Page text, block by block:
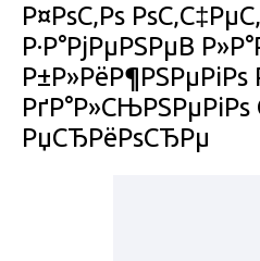
Р¤РѕС‚Рѕ
Р·Р°РјРµРЅРµВ
Р±Р»РёР¶РЅРµРіРѕ
РґР°Р»СЊРЅРµРіРѕ
РџСЂРёРѕСЂРµ